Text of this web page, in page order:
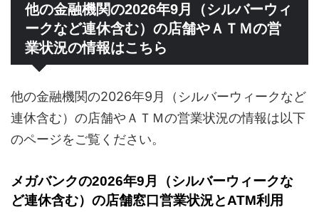
他の金融機関の2026年9月（シルバーウィ
ークなど連休含む）の店舗やＡＴＭの営
業状況の情報はこちら
他の金融機関の2026年9月（シルバーウィークなど
連休含む）の店舗やＡＴＭの営業状況の情報は以下
のページをご覧ください。
メガバンクの2026年9月（シルバーウィークな
ど連休含む）の店舗窓口営業状況とATM利用